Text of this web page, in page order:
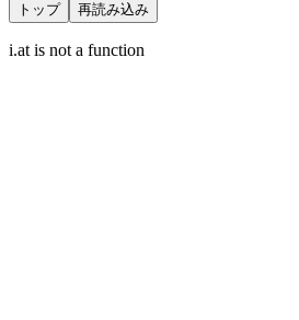
トップ 再読み込み
i.at is not a function